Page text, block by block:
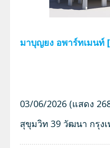
มาบุญยง อพาร์ทเมนท์
03/06/2026 (แสดง
สุขุมวิท 39 วัฒนา กรุง